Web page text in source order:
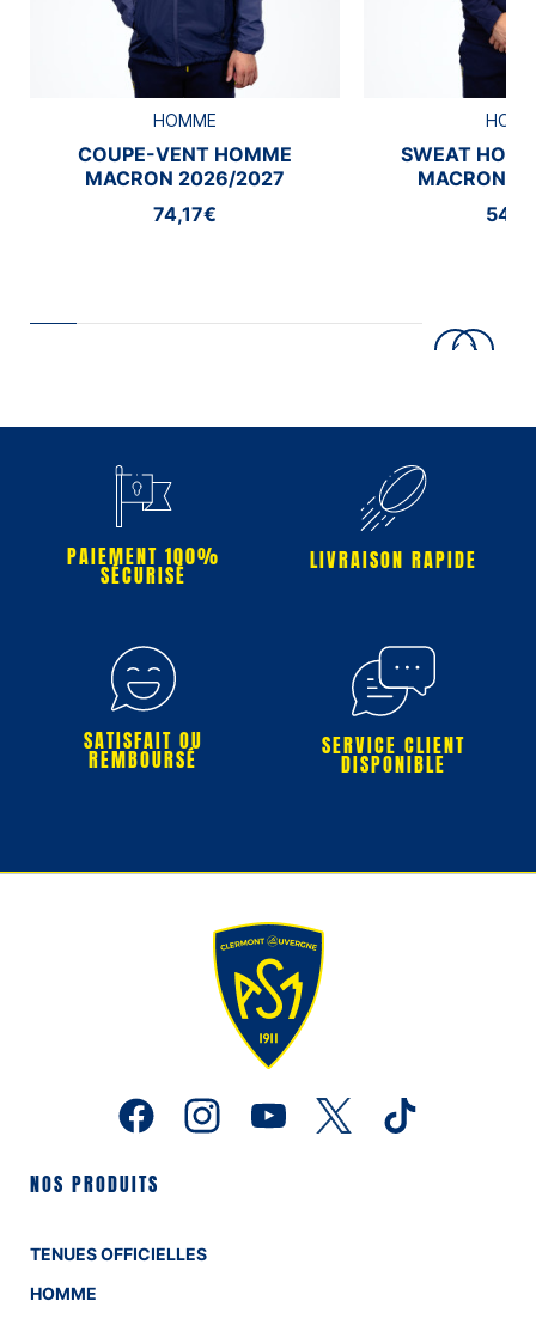
HOMME
COUPE-VENT HOMME
MACRON 2026/2027
74,17€
SWEAT
MACRON
PAIEMENT 100%
SÉCURISÉ
LIVRAISON RAPIDE
SATISFAIT OU
REMBOURSÉ SERVICE CLIENT
DISPONIBLE
NOS PRODUITS
TENUES OFFICIELLES
HOMME